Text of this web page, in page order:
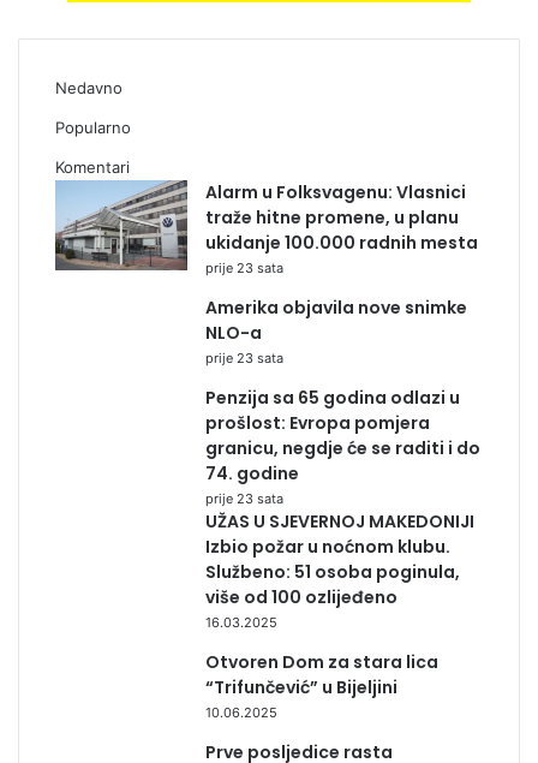
Nedavno
Popularno
Komentari
Alarm u Folksvagenu: Vlasnici
traže hitne promene, u planu
ukidanje 100.000 radnih mesta
prije 23 sata
Amerika objavila nove snimke
NLO-a
prije 23 sata
Penzija sa 65 godina odlazi u
prošlost: Evropa pomjera
granicu, negdje će se raditi i do
74. godine
prije 23 sata
UŽAS U SJEVERNOJ MAKEDONIJI
Izbio požar u noćnom klubu.
Službeno: 51 osoba poginula,
više od 100 ozlijeđeno
16.03.2025
Otvoren Dom za stara lica
“Trifunčević” u Bijeljini
10.06.2025
Prve posljedice rasta